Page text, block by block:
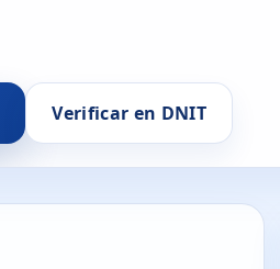
Verificar en DNIT